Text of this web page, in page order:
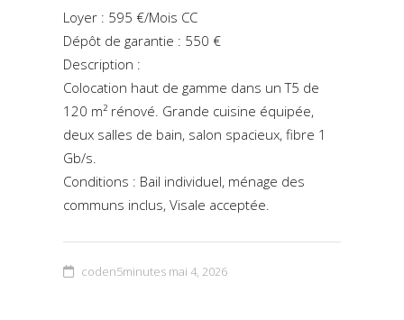
Loyer : 595 €/Mois CC
Dépôt de garantie : 550 €
Description :
Colocation haut de gamme dans un T5 de
120 m² rénové. Grande cuisine équipée,
deux salles de bain, salon spacieux, fibre 1
Gb/s.
Conditions : Bail individuel, ménage des
communs inclus, Visale acceptée.
coden5minutes mai 4, 2026